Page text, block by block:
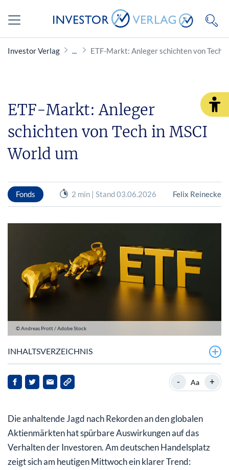
Investor Verlag ETF-Markt: Anleger schichten von Tech
ETF-Markt: Anleger
schichten von Tech in MSCI
World um
Fonds 2 min | Stand 03.06.2026 Felix Reinecke
© Andreas Prott / Adobe Stock
INHALTSVERZEICHNIS
Gewinnmitnahmen bei Technologie-ETFs prägen das
Bild
All-World
- Aa +
Die anhaltende Jagd nach Rekorden an den globalen
Aktienmärkten hat spürbare Auswirkungen auf das
Verhalten der Investoren. Am deutschen Handelsplatz
zeigt sich am heutigen Mittwoch ein klarer Trend: